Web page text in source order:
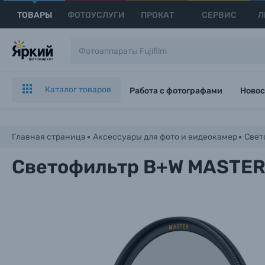
ТОВАРЫ ФОТОУСЛУГИ ПРОКАТ СЕРВИС
Каталог товаров Работа с фотографами
Главная страница Аксессуары для фото и видеокамер
Светофильтр B+W